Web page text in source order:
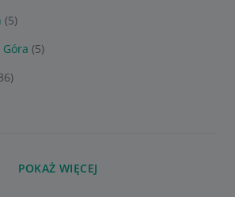
(5)
(5)
POKAŻ WIĘCEJ